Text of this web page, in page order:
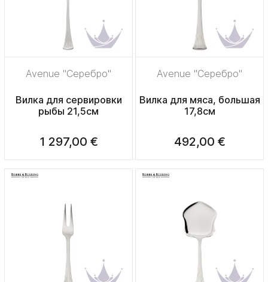
Avenue "Серебро"
Вилка для сервировки
рыбы 21,5см
1 297,00 €
Avenue "Серебро"
Вилка для мяса, большая
17,8см
492,00 €